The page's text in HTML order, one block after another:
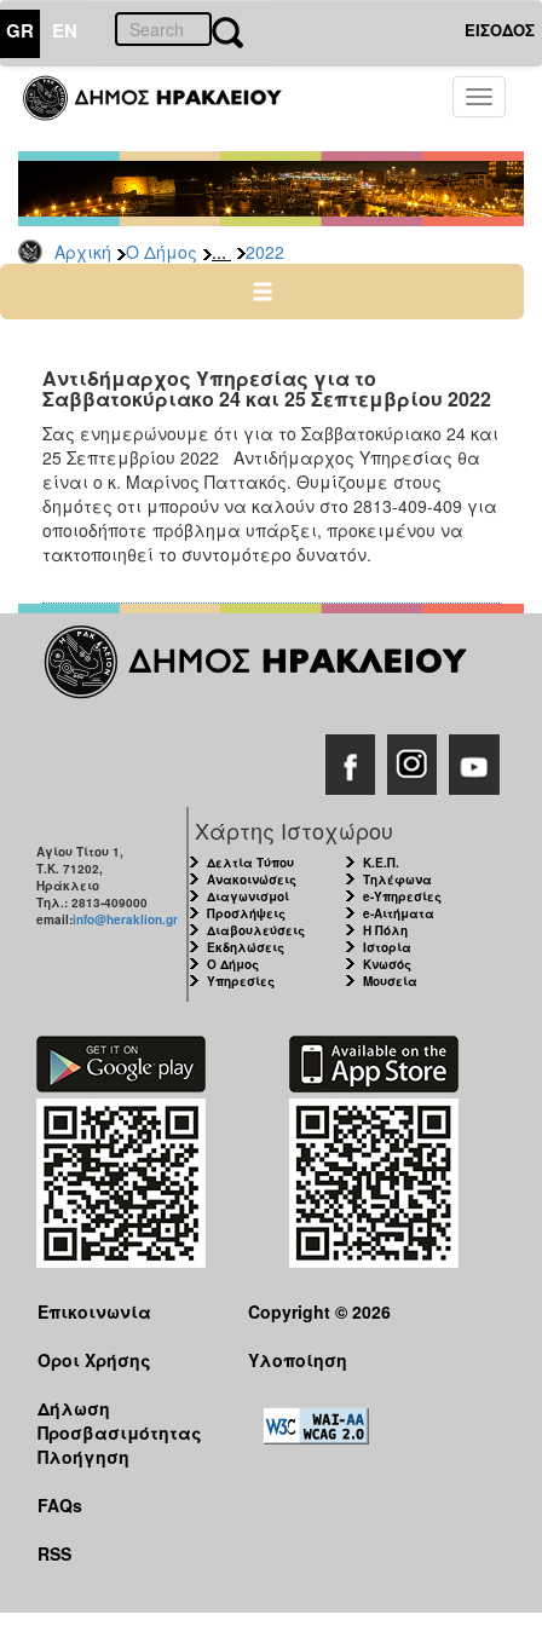
GR EN ΕΙΣΟΔΟΣ
Toggle
Αρχική Ο Δήμος ... 2022
ΔΗΜΟΣ
Δελτία
Τύπου
Αρχείο
2026
2024
2022
2021
2020
2019
2018
2016
2015
2013
ΠΟΛΙΤΙΣΜΟΣ
ΑΝΘΕΚΤΙΚΗ
ΠΟΛΗ
Αντιδήμαρχος Υπηρεσίας για το
Σαββατοκύριακο 24 και 25 Σεπτεμβρίου 2022
Σας ενημερώνουμε ότι για το Σαββατοκύριακο 24 και
25 Σεπτεμβρίου 2022 Αντιδήμαρχος Υπηρεσίας θα
είναι ο κ. Μαρίνος Παττακός. Θυμίζουμε στους
δημότες οτι μπορούν να καλούν στο 2813-409-409 για
οποιοδήποτε πρόβλημα υπάρξει, προκειμένου να
τακτοποιηθεί το συντομότερο δυνατόν.
Αγίου Τίτου 1,
Τ.Κ. 71202,
Ηράκλειο
Τηλ.: 2813-409000
email:info@heraklion.gr
Χάρτης Ιστοχώρου
Δελτία Τύπου
Ανακοινώσεις
Διαγωνισμοί
Προσλήψεις
Διαβουλεύσεις
Εκδηλώσεις
Ο Δήμος
Υπηρεσίες
Κ.Ε.Π.
Τηλέφωνα
e-Υπηρεσίες
e-Αιτήματα
Η Πόλη
Ιστορία
Κνωσός
Μουσεία
Επικοινωνία
Όροι Χρήσης
Δήλωση
Προσβασιμότητας
Πλοήγηση
FAQs
RSS
Copyright © 2026
Υλοποίηση